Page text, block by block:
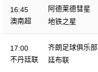
16:45
澳南超
阿德莱德彗星
地铁之星
17:00
不丹廷联
齐朗足球俱乐部
廷布联